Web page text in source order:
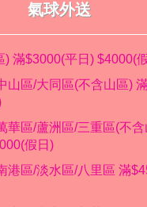
氣球外送
) 滿$3000(平日) $4000(
山區/大同區(不含山區)
華區/蘆洲區/三重區(不含
假日)
港區/淡水區/八里區 滿